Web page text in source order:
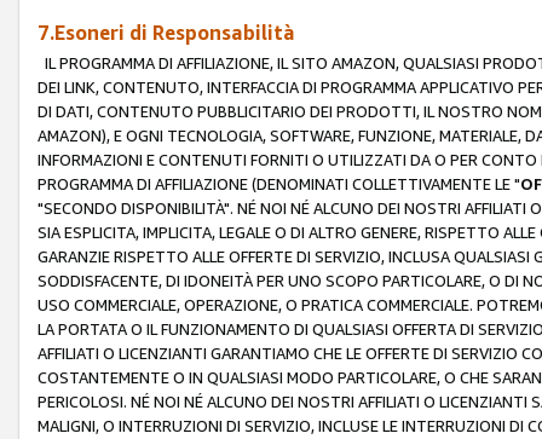
7.Esoneri di Responsabilità
IL PROGRAMMA DI AFFILIAZIONE, IL SITO AMAZON, QUALSIASI
DEI LINK, CONTENUTO, INTERFACCIA DI PROGRAMMA APPLICATIVO
DI DATI, CONTENUTO PUBBLICITARIO DEI PRODOTTI, IL NOSTRO
AMAZON), E OGNI TECNOLOGIA, SOFTWARE, FUNZIONE, MATERIALE,
INFORMAZIONI E CONTENUTI FORNITI O UTILIZZATI DA O PER
PROGRAMMA DI AFFILIAZIONE (DENOMINATI COLLETTIVAMENTE LE "
"SECONDO DISPONIBILITÀ". NÉ NOI NÉ ALCUNO DEI NOSTRI
SIA ESPLICITA, IMPLICITA, LEGALE O DI ALTRO GENERE, RISPETTO
GARANZIE RISPETTO ALLE OFFERTE DI SERVIZIO, INCLUSA
SODDISFACENTE, DI IDONEITÀ PER UNO SCOPO PARTICOLARE, O DI
USO COMMERCIALE, OPERAZIONE, O PRATICA COMMERCIALE.
LA PORTATA O IL FUNZIONAMENTO DI QUALSIASI OFFERTA DI
AFFILIATI O LICENZIANTI GARANTIAMO CHE LE OFFERTE DI SERVIZIO
COSTANTEMENTE O IN QUALSIASI MODO PARTICOLARE, O CHE
PERICOLOSI. NÉ NOI NÉ ALCUNO DEI NOSTRI AFFILIATI O LICENZIANTI
MALIGNI, O INTERRUZIONI DI SERVIZIO, INCLUSE LE INTERRUZIONI DI